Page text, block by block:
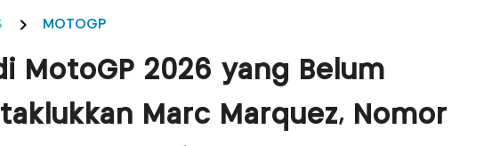
MOTOGP
MotoGP 2026 yang Belum
Marc Marquez, Nomor